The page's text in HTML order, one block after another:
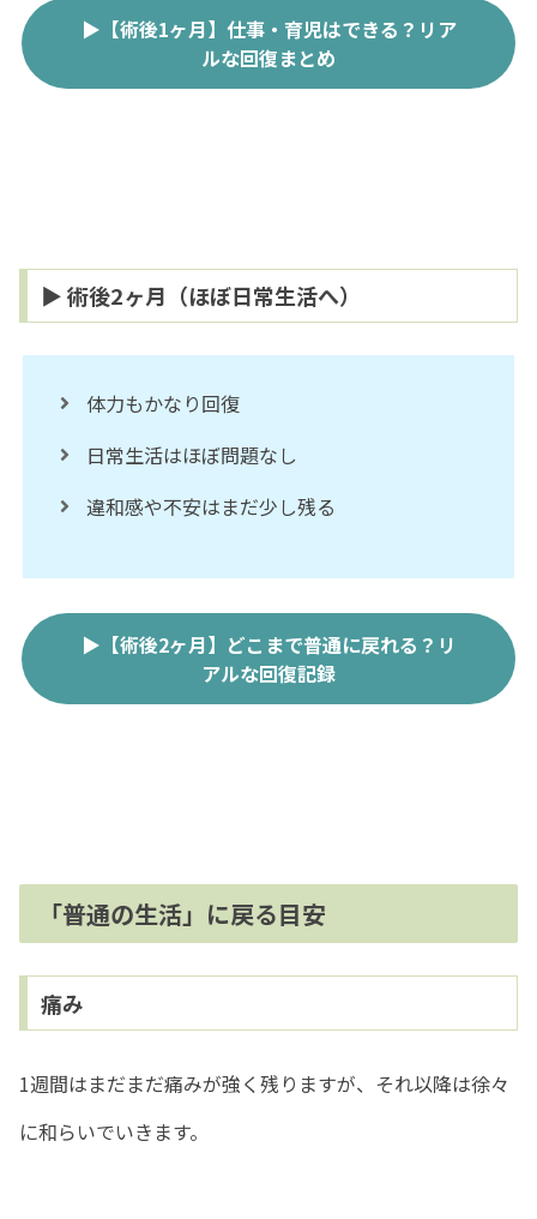
▶【術後1ヶ月】仕事・育児はできる？リア
ルな回復まとめ
▶ 術後2ヶ月（ほぼ日常生活へ）
体力もかなり回復
日常生活はほぼ問題なし
違和感や不安はまだ少し残る
▶【術後2ヶ月】どこまで普通に戻れる？リ
アルな回復記録
「普通の生活」に戻る目安
痛み
1週間はまだまだ痛みが強く残りますが、それ以降は徐々
に和らいでいきます。